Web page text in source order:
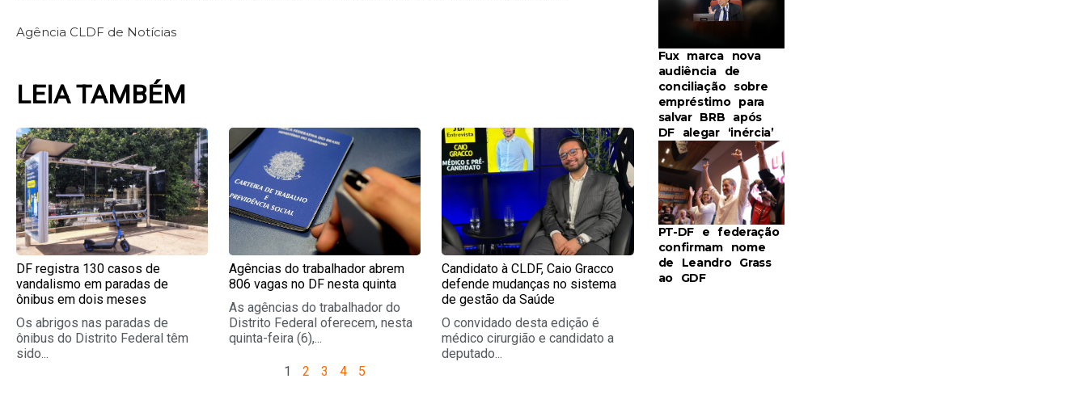
Agência CLDF de Notícias
LEIA TAMBÉM
DF registra 130 casos de
vandalismo em paradas de
ônibus em dois meses
Os abrigos nas paradas de
ônibus do Distrito Federal têm
sido...
Agências do trabalhador abrem
806 vagas no DF nesta quinta
As agências do trabalhador do
Distrito Federal oferecem, nesta
quinta-feira (6),...
Candidato à CLDF, Caio Gracco
defende mudanças no sistema
de gestão da Saúde
O convidado desta edição é
médico cirurgião e candidato a
deputado...
Page
1
Page
2
Page
3
Page
4 5
Fux marca nova
audiência de
conciliação sobre
empréstimo para
salvar BRB após
DF alegar ‘inércia’
PT-DF e federação
confirmam nome
de Leandro Grass
ao GDF